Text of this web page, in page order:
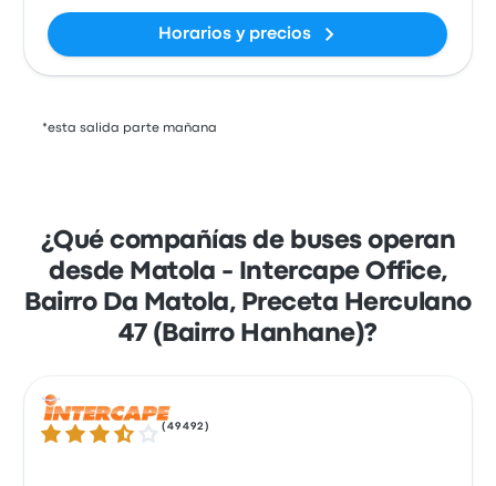
Horarios y precios
*esta salida parte mañana
¿Qué compañías de buses operan
desde Matola - Intercape Office,
Bairro Da Matola, Preceta Herculano
47 (Bairro Hanhane)?
3.5 de 5 estrellas
(49492 )